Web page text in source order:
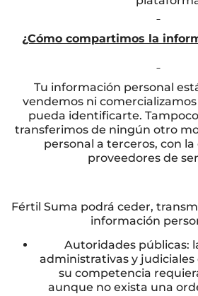
¿Cómo compartimos la
Tu información personal
vendemos ni
pueda identificarte.
transferimos de ningún otro
personal a terceros, con
proveedores de
Fértil Suma podrá ceder,
información
Autoridades públicas:
administrativas y judiciales
su competencia
aunque no exista una